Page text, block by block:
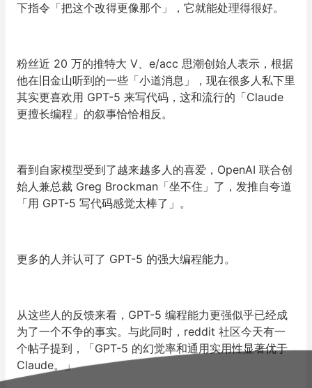
下指令「把这个改得更像那个」，它就能处理得很好。
粉丝近 20 万的推特大 V、e/acc 思潮创始人表示，根据
他在旧金山听到的一些「小道消息」，现在很多人私下里
其实更喜欢用 GPT-5 来写代码，这和流行的「Claude
更擅长编程」的叙事恰恰相反。
看到自家模型受到了越来越多人的喜爱，OpenAI 联合创
始人兼总裁 Greg Brockman「坐不住」了，发推自夸道
「用 GPT-5 写代码感觉太棒了」。
更多的人并认可了 GPT-5 的强大编程能力。
从这些人的反馈来看，GPT-5 编程能力更强似乎已经成
为了一个不争的事实。与此同时，reddit 社区今天有一
个帖子提到，「GPT-5 的幻觉率和通用实用性显著优于
Claude。」